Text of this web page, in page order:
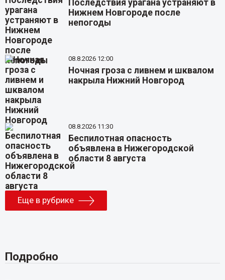
Последствия урагана устраняют в
Нижнем Новгороде после
непогоды
08.8.2026 12:00
Ночная гроза с ливнем и шквалом
накрыла Нижний Новгород
08.8.2026 11:30
Беспилотная опасность
объявлена в Нижегородской
области 8 августа
Еще в рубрике
Подробно